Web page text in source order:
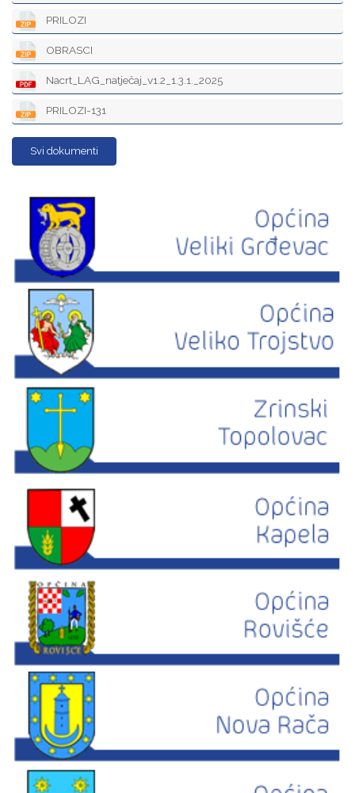
PRILOZI
OBRASCI
Nacrt_LAG_natječaj_v1.2_1.3.1._2025
PRILOZI-131
Svi dokumenti